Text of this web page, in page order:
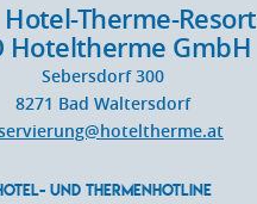
Hotel-Therme-Resort
Hoteltherme GmbH
Sebersdorf 300
8271 Bad Waltersdorf
UND THERMENHOTLINE